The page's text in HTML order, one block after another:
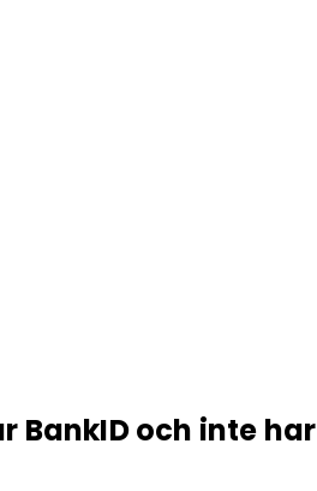
BankID och inte har